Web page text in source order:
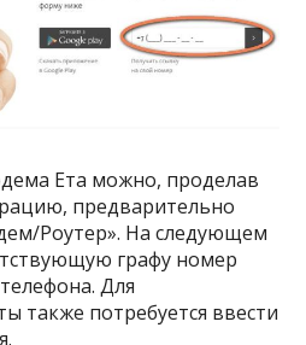
Ета можно, проделав
предварительно
Роутер». На следующем
графу номер
Для
также потребуется ввести